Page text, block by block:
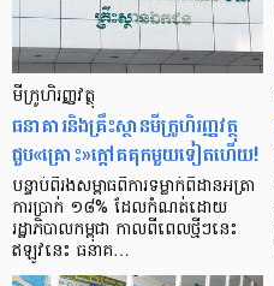
មីក្រូ​ហិរញ្ញវត្ថុ
ធនាគារ​និង​គ្រឹះស្ថាន​មីក្រូ​ហិរញ្ញវត្ថុ​
ជួប«គ្រោះ»ក្តៅ​គគុក​មួយ​ទៀត​ហើយ!
បន្ទាប់​ពី​រង​សម្ពាធ​​ពី​ការ​ទម្លាក់​ពិដាន​អត្រា​
ការ​ប្រាក់ ១៨​% ដែល​កំណត់​ដោយ​
រដ្ឋាភិបាល​កម្ពុជា កាល​ពី​ពេល​ថ្មីៗ​នេះ
ឥឡូវ​នេះ ធនាគ…